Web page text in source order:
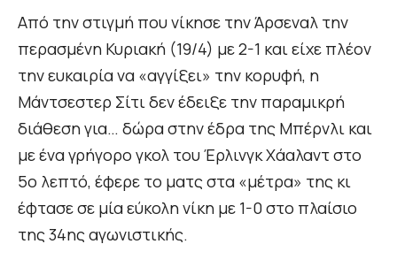
Από την στιγμή που νίκησε την Άρσεναλ την
περασμένη Κυριακή (19/4) με 2-1 και είχε πλέον
την ευκαιρία να «αγγίξει» την κορυφή, η
Μάντσεστερ Σίτι δεν έδειξε την παραμικρή
διάθεση για… δώρα στην έδρα της Μπέρνλι και
με ένα γρήγορο γκολ του Έρλινγκ Χάαλαντ στο
5ο λεπτό, έφερε το ματς στα «μέτρα» της κι
έφτασε σε μία εύκολη νίκη με 1-0 στο πλαίσιο
της 34ης αγωνιστικής.